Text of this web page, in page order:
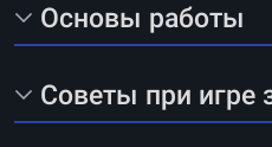
Основы работы
Советы при игре